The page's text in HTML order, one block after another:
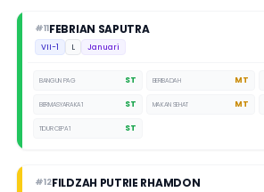
#11FEBRIAN SAPUTRA
VII-1 L Januari
BANGUN PAGI ST BERIBADAH MT
BERMASYARAKAT ST MAKAN SEHAT MT
TIDUR CEPAT ST
#12FILDZAH PUTRIE RHAMDON